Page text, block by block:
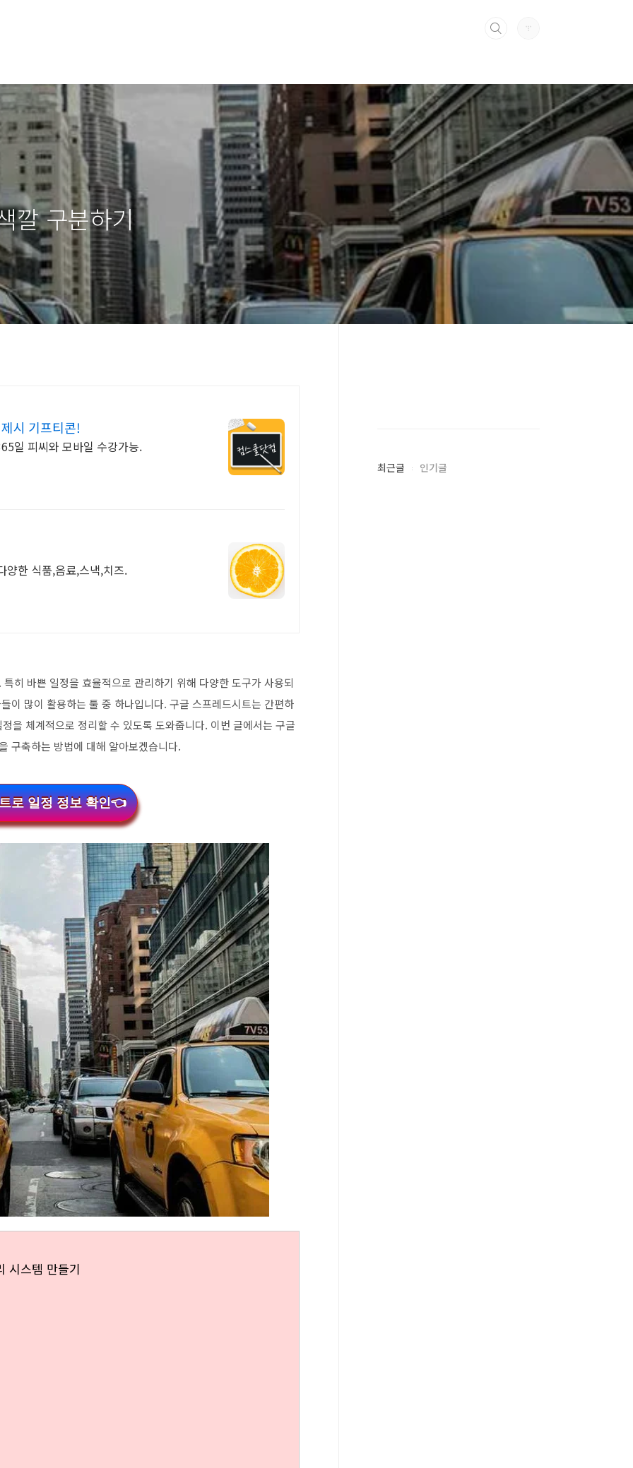
깔 구분하기
시 기프티콘!
일 피씨와 모바일 수강가능.
양한 식품,음료,스낵,치즈.
히 바쁜 일정을 효율적으로 관리하기 위해 다양한 도구가 사용되
이 많이 활용하는 툴 중 하나입니다. 구글 스프레드시트는 간편하
을 체계적으로 정리할 수 있도록 도와줍니다. 이번 글에서는 구글
구축하는 방법에 대해 알아보겠습니다.
로 일정 정보 확인👈
시스템 만들기
최근글 인기글